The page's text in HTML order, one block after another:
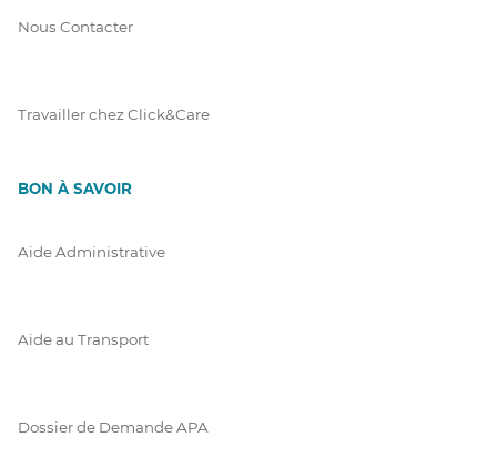
Nous Contacter
Travailler chez Click&Care
BON À SAVOIR
Aide Administrative
Aide au Transport
Dossier de Demande APA